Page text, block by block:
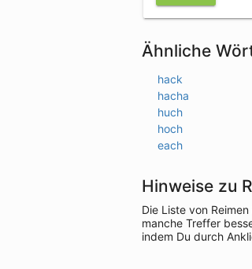
Ähnliche
hack
hacha
huch
hoch
each
Hinweise zu
Die Liste von
manche Treffer
indem Du durch